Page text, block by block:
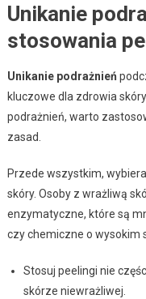
Unikanie
stosowania
Unikanie podrażnień
kluczowe dla zdrowia
podrażnień, warto
zasad.
Przede wszystkim,
skóry. Osoby z wrażliwą
enzymatyczne, które są
czy chemiczne o wysokim
Stosuj peelingi nie
skórze niewrażliwej.